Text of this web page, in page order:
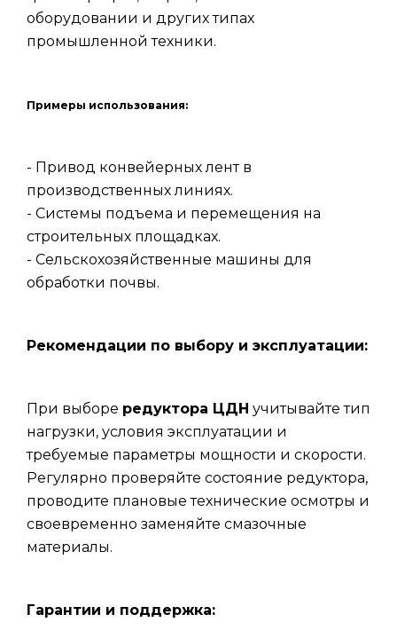
оборудовании и других типах
промышленной техники.
Примеры использования:
- Привод конвейерных лент в
производственных линиях.
- Системы подъема и перемещения на
строительных площадках.
- Сельскохозяйственные машины для
обработки почвы.
Рекомендации по выбору и эксплуатации:
При выборе редуктора ЦДН учитывайте тип
нагрузки, условия эксплуатации и
требуемые параметры мощности и скорости.
Регулярно проверяйте состояние редуктора,
проводите плановые технические осмотры и
своевременно заменяйте смазочные
материалы.
Гарантии и поддержка: